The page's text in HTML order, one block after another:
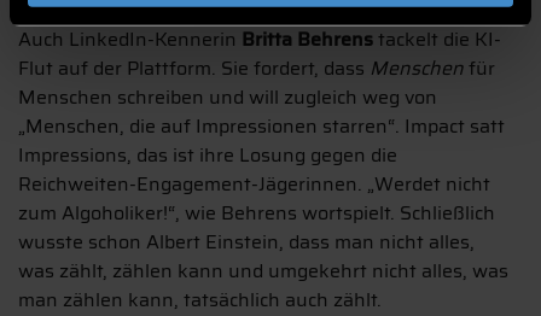
Auch LinkedIn-Kennerin Britta Behrenstackelt die KI-
Flut auf der Plattform. Sie fordert, dass Menschenfür
Menschen schreiben und will zugleich weg von
„Menschen, die auf Impressionen starren“. Impact satt
Impressions, das ist ihre Losung gegen die
Reichweiten-Engagement-Jägerinnen. „Werdet nicht
zum Algoholiker!“, wie Behrens wortspielt. Schließlich
wusste schon Albert Einstein, dass man nicht alles,
was zählt, zählen kann und umgekehrt nicht alles, was
man zählen kann, tatsächlich auch zählt.